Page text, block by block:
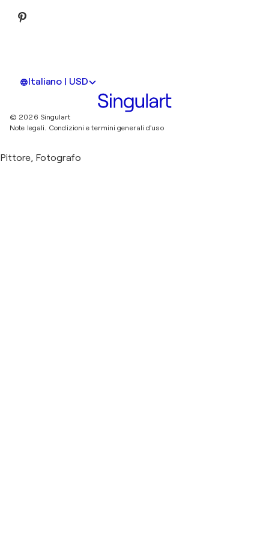
Italiano | USD
© 2026 Singulart
Note legali. Condizioni e termini generali d'uso
Pittore, Fotografo